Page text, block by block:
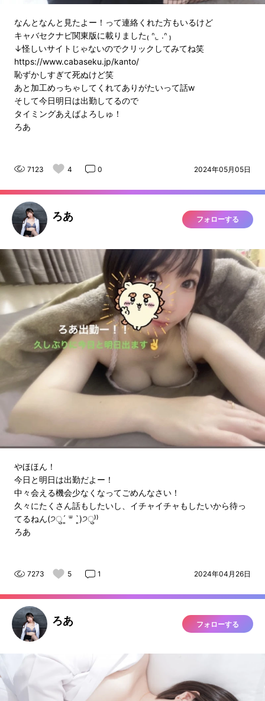
なんとなんと見たよー！って連絡くれた方もいるけど
キャバセクナビ関東版に載りました₍ ᐢ. ̫ .ᐢ ₎
↓怪しいサイトじゃないのでクリックしてみてね笑
https://www.cabaseku.jp/kanto/
恥ずかしすぎて死ぬけど笑
あと加工めっちゃしてくれてありがたいって話w
そして今日明日は出勤してるので
タイミングあえばよろしゅ！
ろあ
7123 4 0 2024年05月05日
ろあ フォローする
やほほん！
今日と明日は出勤だよー！
中々会える機会少なくなってごめんなさい！
久々にたくさん話もしたいし、イチャイチャもしたいから待っ
てるねん(੭ु´͈ ᐜ `͈)੭ु⁾⁾
ろあ
7273 5 1 2024年04月26日
ろあ フォローする